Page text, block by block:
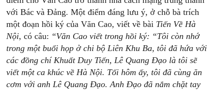
với Bác và Đảng. Một điểm đáng lưu ý, ở chỗ bà trích
một đoạn hồi ký của Văn Cao, viết về bài Tiến Về Hà
Nội, có câu: “Văn Cao viết trong hồi ký: “Tôi còn nhớ
trong một buổi họp ở chi bộ Liên Khu Ba, tôi đã hứa với
các đồng chí Khuất Duy Tiến, Lê Quang Đạo là tôi sẽ
viết một ca khúc về Hà Nội. Tối hôm ấy, tôi đã cùng ăn
cơm với anh Lê Quang Đạo. Anh Đạo đã nắm chặt tay